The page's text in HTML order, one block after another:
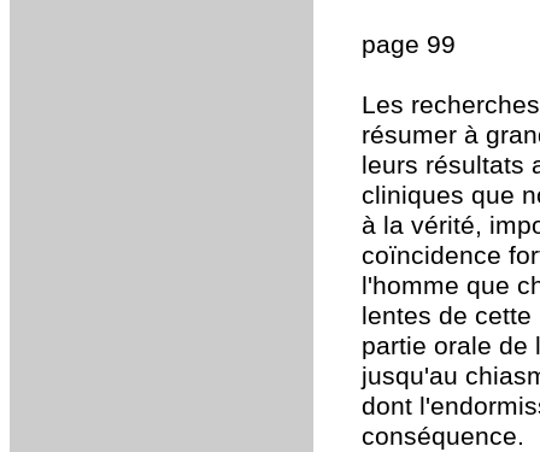
page 99
Les
résumer à
leurs résultats
cliniques que
à la vérité,
coïncidence
l'homme que
lentes de
partie orale de
jusqu'au
dont
conséquence.